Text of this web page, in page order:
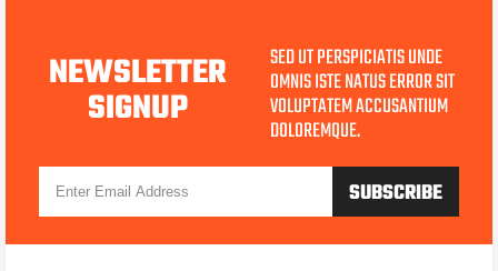
NEWSLETTER
SIGNUP
SED UT PERSPICIATIS UNDE
OMNIS ISTE NATUS ERROR SIT
VOLUPTATEM ACCUSANTIUM
DOLOREMQUE.